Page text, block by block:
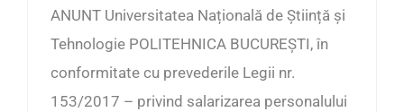
ANUNT Universitatea Națională de Știință și
Tehnologie POLITEHNICA BUCUREȘTI, în
conformitate cu prevederile Legii nr.
153/2017 – privind salarizarea personalului